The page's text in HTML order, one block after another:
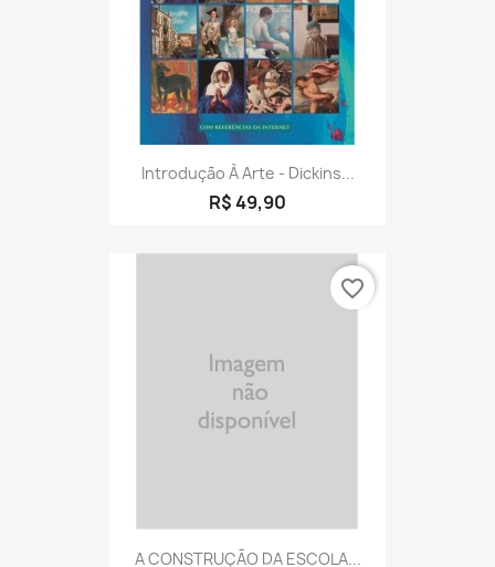
Introdução À Arte - Dickins...
R$ 49,90
A CONSTRUÇÃO DA ESCOLA...
favorite_border